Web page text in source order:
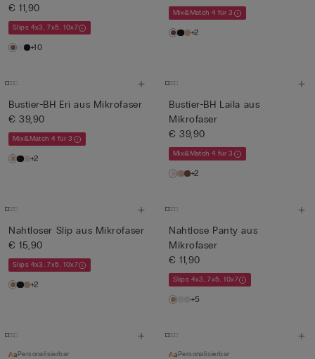
€ 11,90
Slips 4x3, 7x5, 10x7
+10
Mix&Match 4 für 3
+2
Bustier-BH Eri aus Mikrofaser
€ 39,90
Mix&Match 4 für 3
+2
Bustier-BH Laila aus
Mikrofaser
€ 39,90
Mix&Match 4 für 3
+2
Nahtloser Slip aus Mikrofaser
€ 15,90
Slips 4x3, 7x5, 10x7
+2
Nahtlose Panty aus
Mikrofaser
€ 11,90
Slips 4x3, 7x5, 10x7
+5
Personalisierbar Personalisierbar